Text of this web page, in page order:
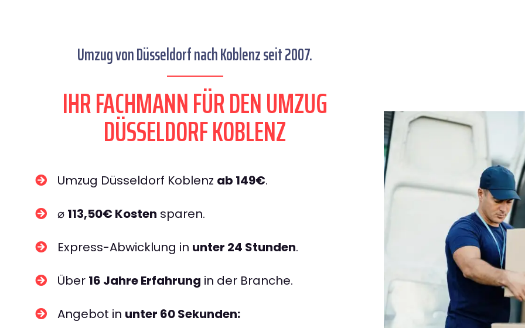
Umzug von Düsseldorf nach Koblenz seit 2007.
IHR FACHMANN FÜR DEN UMZUG
DÜSSELDORF KOBLENZ
Umzug Düsseldorf Koblenz ab 149€.
⌀ 113,50€ Kosten sparen.
Express-Abwicklung in unter 24 Stunden.
Über 16 Jahre Erfahrung in der Branche.
Angebot in unter 60 Sekunden: